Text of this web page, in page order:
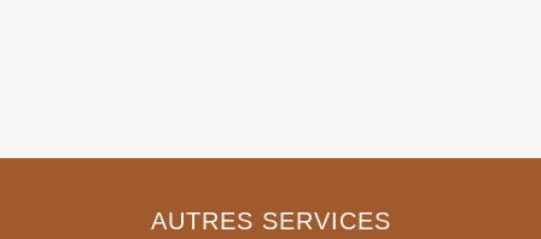
AUTRES SERVICES